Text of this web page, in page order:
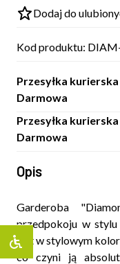
Dodaj do
Kod produktu:
Przesyłka
Darmowa
Przesyłka
Darmowa
Opis
Garderoba
przedpokoju w
jest w stylowym
co czyni ją